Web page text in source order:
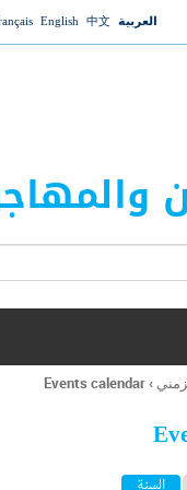
Jump to navigationالعربية 中文
English
›
Events calendar